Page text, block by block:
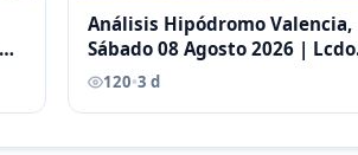
Análisis Hipódromo Valencia,
Sábado 08 Agosto 2026 | Lcdo
Antoni Castellano |
120•3 d